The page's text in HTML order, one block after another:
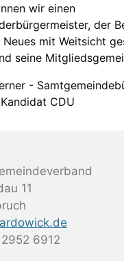
wir einen
der
mit Weitsicht
seine
11
6912